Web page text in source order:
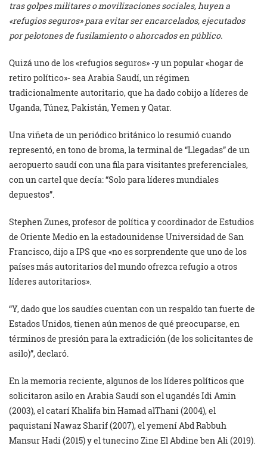
tras golpes militares o movilizaciones sociales, huyen a
«refugios seguros» para evitar ser encarcelados, ejecutados
por pelotones de fusilamiento o ahorcados en público.
Quizá uno de los «refugios seguros» -y un popular «hogar de
retiro político»- sea Arabia Saudí, un régimen
tradicionalmente autoritario, que ha dado cobijo a líderes de
Uganda, Túnez, Pakistán, Yemen y Qatar.
Una viñeta de un periódico británico lo resumió cuando
representó, en tono de broma, la terminal de “Llegadas” de un
aeropuerto saudí con una fila para visitantes preferenciales,
con un cartel que decía: “Solo para líderes mundiales
depuestos”.
Stephen Zunes, profesor de política y coordinador de Estudios
de Oriente Medio en la estadounidense Universidad de San
Francisco, dijo a IPS que «no es sorprendente que uno de los
países más autoritarios del mundo ofrezca refugio a otros
líderes autoritarios».
“Y, dado que los saudíes cuentan con un respaldo tan fuerte de
Estados Unidos, tienen aún menos de qué preocuparse, en
términos de presión para la extradición (de los solicitantes de
asilo)”, declaró.
En la memoria reciente, algunos de los líderes políticos que
solicitaron asilo en Arabia Saudí son el ugandés Idi Amin
(2003), el catarí Khalifa bin Hamad alThani (2004), el
paquistaní Nawaz Sharif (2007), el yemení Abd Rabbuh
Mansur Hadi (2015) y el tunecino Zine El Abdine ben Ali (2019).